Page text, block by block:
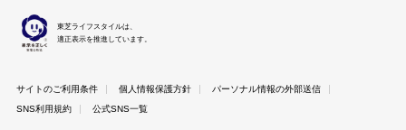
東芝ライフスタイルは、
適正表示を推進しています。
サイトのご利用条件 個人情報保護方針
パーソナル情報の外部送信
SNS利用規約
公式SNS一覧